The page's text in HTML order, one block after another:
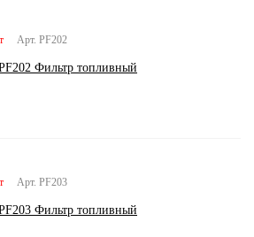
Арт. PF202
Фильтр топливный
Арт. PF203
Фильтр топливный